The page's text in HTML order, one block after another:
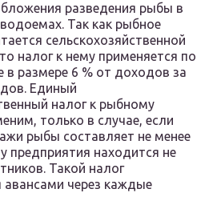
разведения рыбы в
Так как рыбное
сельскохозяйственной
налог к нему применяется по
в размере 6 % от доходов за
Единый
налог к рыбному
только в случае, если
рыбы составляет не менее
предприятия находится не
Такой налог
авансами через каждые